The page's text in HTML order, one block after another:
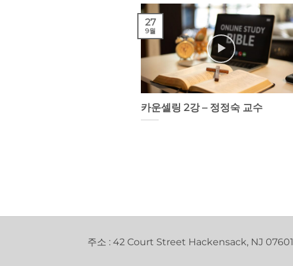
카운셀링 2강 – 정정숙 교수
27
9월
주소 : 42 Court Street Hackensack, NJ 07601